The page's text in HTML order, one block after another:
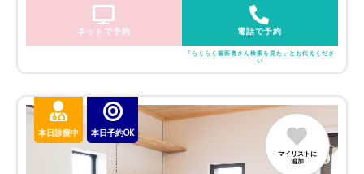
ネットで予約 電話で予約
「らくらく歯医者さん検索を見た」とお伝えくださ
い
本日診療中 本日予約OK
マイリストに
追加